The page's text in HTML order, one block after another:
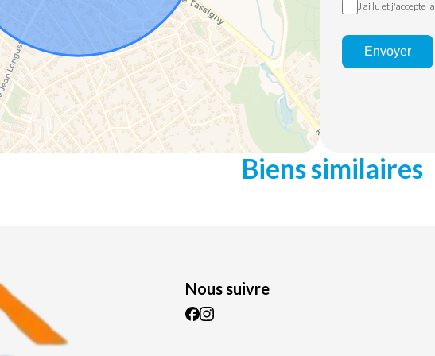
J’ai lu et j'accepte la
Envoyer
Biens similaires
Nous suivre